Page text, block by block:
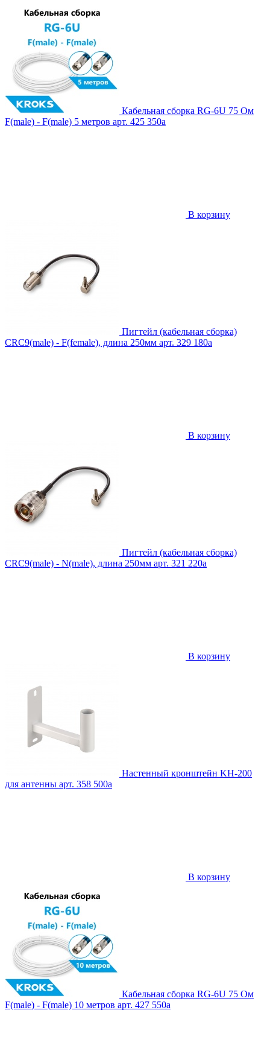
Кабельная сборка RG-6U 75 Ом
F(male) - F(male) 5 метров арт. 425 350a
В корзину
Пигтейл (кабельная сборка)
CRC9(male) - F(female), длина 250мм арт. 329 180a
В корзину
Пигтейл (кабельная сборка)
CRC9(male) - N(male), длина 250мм арт. 321 220a
В корзину
Настенный кронштейн KH-200
для антенны арт. 358 500a
В корзину
Кабельная сборка RG-6U 75 Ом
F(male) - F(male) 10 метров арт. 427 550a